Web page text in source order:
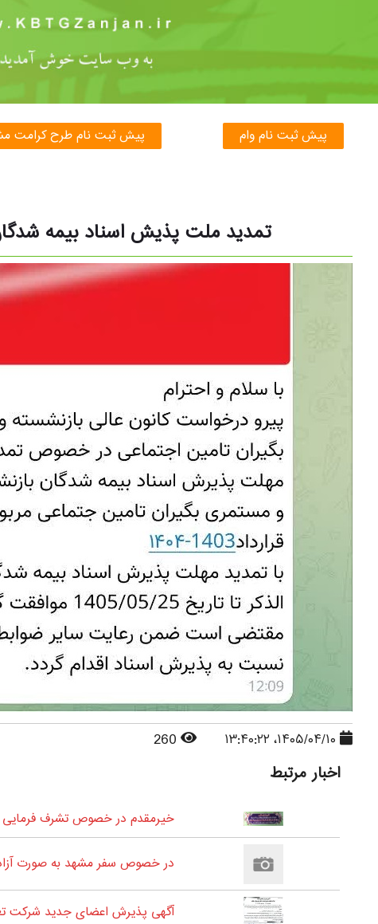
پیش ثبت نام وام پیش ثبت نام طرح کرامت
تمدید ملت پذیش اسناد بیمه شدگان
اخبار مرتبط
خیرمقدم در خصوص تشرف فرمایی
در خصوص سفر مشهد به صورت
آگهی پذیرش اعضای جدید شرکت